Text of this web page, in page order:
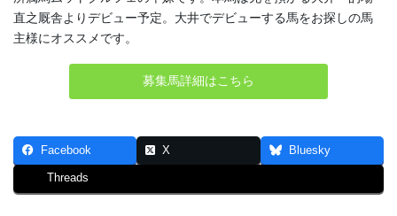
直之厩舎よりデビュー予定。大井でデビューする馬をお探しの馬
主様にオススメです。
募集馬詳細はこちら
Facebook X Bluesky
Threads